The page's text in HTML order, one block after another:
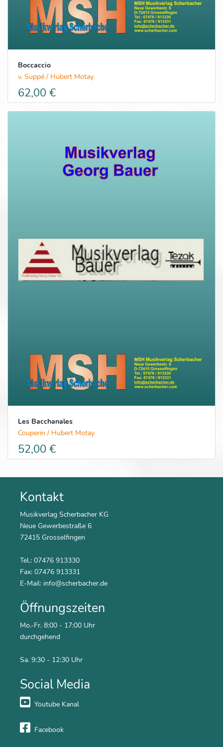
Boccaccio
v. Suppé / Hubert Motay
62,00 €
Les Bacchanales
Couperin / Hubert Motay
52,00 €
Kontakt
Musikverlag Scherbacher KG
Neue Gewerbestraße 6
72415 Grosselfingen
Tel.: 07476 913330
Fax: 07476 913331
E-Mail: info@scherbacher.de
Öffnungszeiten
Mo.-Fr. 8:00 - 17:00 Uhr
durchgehend
Sa. 9:30 - 12:30 Uhr
Social Media
Youtube Kanal
Facebook